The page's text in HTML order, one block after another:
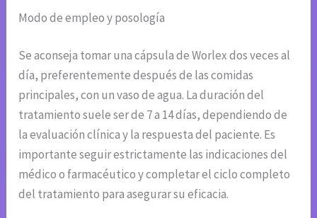
Modo de empleo y posología
Se aconseja tomar una cápsula de Worlex dos veces al
día, preferentemente después de las comidas
principales, con un vaso de agua. La duración del
tratamiento suele ser de 7 a 14 días, dependiendo de
la evaluación clínica y la respuesta del paciente. Es
importante seguir estrictamente las indicaciones del
médico o farmacéutico y completar el ciclo completo
del tratamiento para asegurar su eficacia.